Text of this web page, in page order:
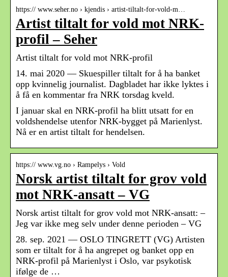
https:// www.seher.no › kjendis › artist-tiltalt-for-vold-m…
Artist tiltalt for vold mot NRK-
profil – Seher
Artist tiltalt for vold mot NRK-profil
14. mai 2020 — Skuespiller tiltalt for å ha banket
opp kvinnelig journalist. Dagbladet har ikke lyktes i
å få en kommentar fra NRK torsdag kveld.
I januar skal en NRK-profil ha blitt utsatt for en
voldshendelse utenfor NRK-bygget på Marienlyst.
Nå er en artist tiltalt for hendelsen.
https:// www.vg.no › Rampelys › Vold
Norsk artist tiltalt for grov vold
mot NRK-ansatt – VG
Norsk artist tiltalt for grov vold mot NRK-ansatt: –
Jeg var ikke meg selv under denne perioden – VG
28. sep. 2021 — OSLO TINGRETT (VG) Artisten
som er tiltalt for å ha angrepet og banket opp en
NRK-profil på Marienlyst i Oslo, var psykotisk
ifølge de …